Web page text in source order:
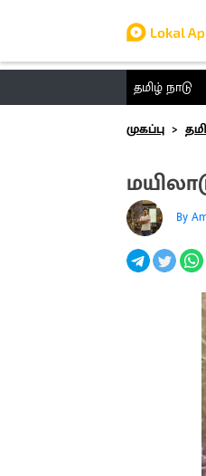
தமிழ் நாடு
முகப்பு
By